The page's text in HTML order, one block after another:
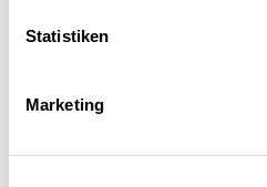
Statistiken
Marketing